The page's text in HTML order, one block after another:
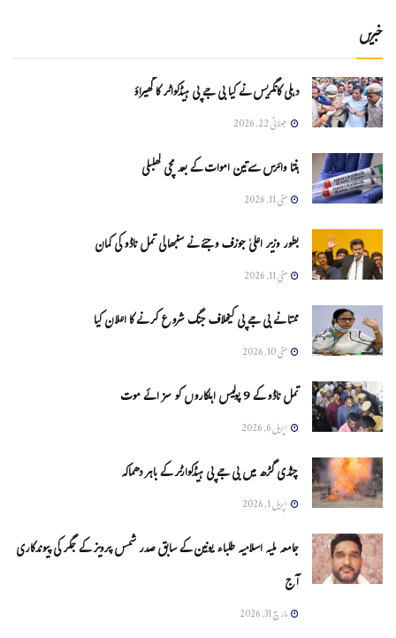
خبریں
دہلی کانگریس نے کیا بی جے پی ہیڈکواٹر کا گھیراؤ
جولائی 22, 2026
ہنتا وائرس سےتین اموات کے بعد مچی کھلبلی
مئی 11, 2026
بطور وزیر اعلیٰ جوزف وجئے نے سنبھالی تمل ناڈو کی کمان
مئی 11, 2026
ممتا نے بی جے پی کیخلاف جنگ شروع کرنے کا اعلان کیا
مئی 10, 2026
تمل ناڈو کے 9 پولیس اہلکاروں کو سزائے موت
اپریل 6, 2026
چنڈی گڑھ میں بی جے پی ہیڈکوارٹر کے باہر دھماکہ
اپریل 1, 2026
جامعہ ملیہ اسلامیہ طلباء یونین کے سابق صدر شمس پرویز کے جگر کی پیوندکاری
آج
مارچ 31, 2026